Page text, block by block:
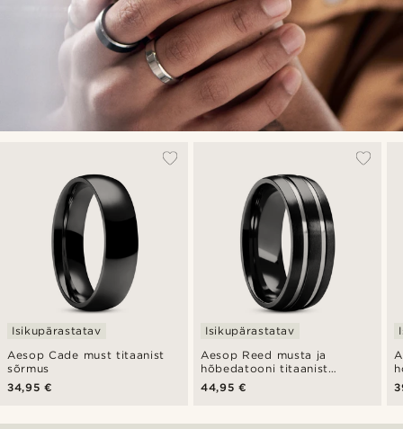
Aesop Cade must titaanist
sõrmus
Isikupärastatav
34,95 €
Aesop Reed musta ja
hõbedatooni titaanist
sõrmus
Isikupärastatav
44,95 €